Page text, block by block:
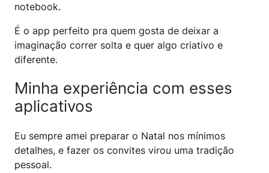
notebook.
É o app perfeito pra quem gosta de deixar a
imaginação correr solta e quer algo criativo e
diferente.
Minha experiência com esses
aplicativos
Eu sempre amei preparar o Natal nos mínimos
detalhes, e fazer os convites virou uma tradição
pessoal.